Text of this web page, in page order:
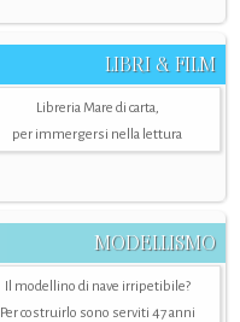
LIBRI & FILM
Libreria Mare di carta,
per immergersi nella lettura
MODELLISMO
Il modellino di nave irripetibile?
Per costruirlo sono serviti 47 anni